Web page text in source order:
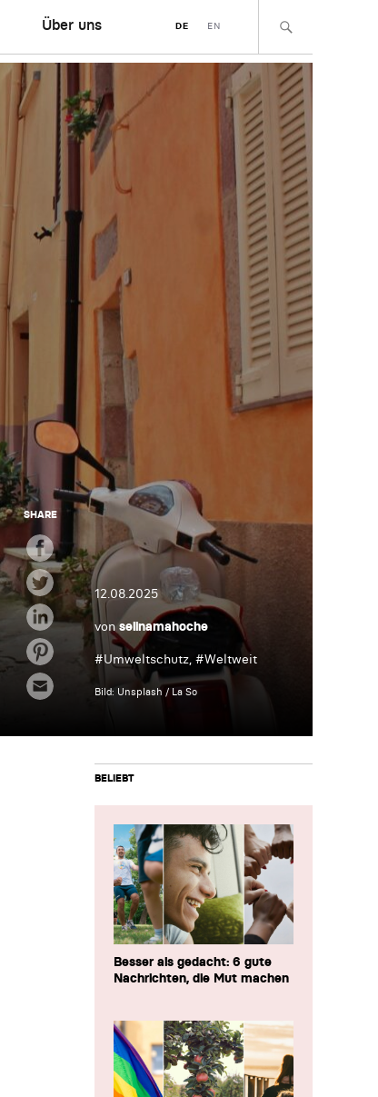
Über uns DE EN
SHARE
12.08.2025
vonselinamahoche
#Umweltschutz, #Weltweit
Bild: Unsplash / La So
BELIEBT
Besser als gedacht: 6 gute
Nachrichten, die Mut machen